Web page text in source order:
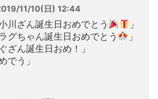
11/10(日) 12:44
川ざん誕生日おめでとう
」
グちゃん誕生日おめでとう
」
ざん誕生日おめ！」
でう」